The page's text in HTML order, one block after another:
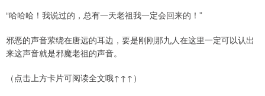
“哈哈哈！我说过的，总有一天老祖我一定会回来的！”
邪恶的声音萦绕在唐远的耳边，要是刚刚那九人在这里一定可以认出
来这声音就是邪魔老祖的声音。
（点击上方卡片可阅读全文哦↑↑↑）